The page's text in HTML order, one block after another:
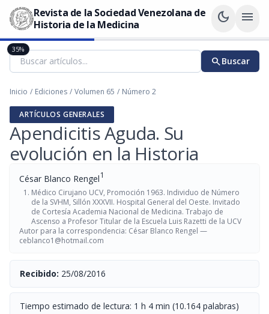
Revista de la Sociedad Venezolana de
Historia de la Medicina
dark_mode menu
searchBuscar
Inicio / Ediciones / Volumen 65 / Número 2
ARTÍCULOS GENERALES
Apendicitis Aguda. Su
evolución en la Historia
César Blanco Rengel1
Médico Cirujano UCV, Promoción 1963. Individuo de Número
de la SVHM, Sillón XXXVII. Hospital General del Oeste. Invitado
de Cortesía Academia Nacional de Medicina. Trabajo de
Ascenso a Profesor Titular de la Escuela Luis Razetti de la UCV
Autor para la correspondencia: César Blanco Rengel —
ceblanco1@hotmail.com
Recibido: 25/08/2016
Tiempo estimado de lectura: 1 h 4 min (10.164 palabras)
35%